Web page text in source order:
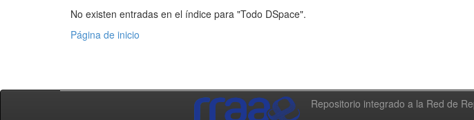
No existen entradas en el índice para "Todo DSpace".
Página de inicio
Repositorio integrado a la Red de